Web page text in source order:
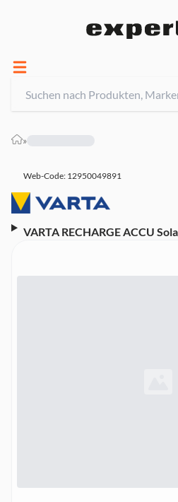
»
Web-Code: 12950049891
VARTA RECHARGE ACCU